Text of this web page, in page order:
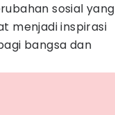
sosial yang
menjadi inspirasi
bangsa dan